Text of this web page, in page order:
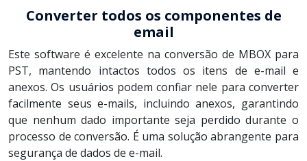
Converter todos os componentes de
email
Este software é excelente na conversão de MBOX para
PST, mantendo intactos todos os itens de e-mail e
anexos. Os usuários podem confiar nele para converter
facilmente seus e-mails, incluindo anexos, garantindo
que nenhum dado importante seja perdido durante o
processo de conversão. É uma solução abrangente para
segurança de dados de e-mail.